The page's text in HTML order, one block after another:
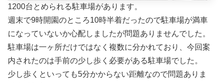
1200台とめられる駐車場があります。
週末で9時開園のところ10時半着だったので駐車場が満車
になっていないか心配しましたが問題ありませんでした。
駐車場は一ヶ所だけではなく複数に分かれており、今回案
内されたのは手前の少し歩く必要がある駐車場でした。
少し歩くといっても5分かからない距離なので問題ありま